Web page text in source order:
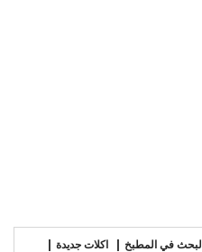
البحث في المطبخ
اكلات جديدة